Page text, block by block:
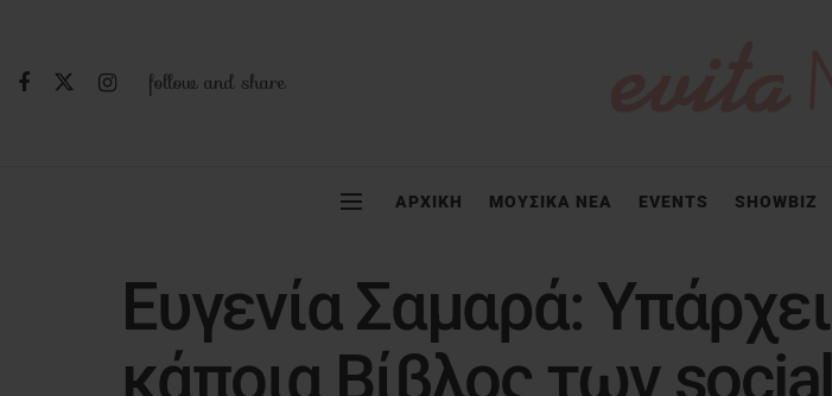
follow and share
ΑΡΧΙΚΗ ΜΟΥΣΙΚΑ ΝΕΑ EVENTS SHOWBIZ
Ευγενία Σαμαρά: Υπάρχει
κάποια Βίβλος των social